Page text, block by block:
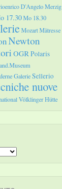
D'AngeloMerzig
17.30Mo 18.30
MozartMätresse
Newton
OGRPolaris
GalerieSellerio
nuove
Völklinger Hütte